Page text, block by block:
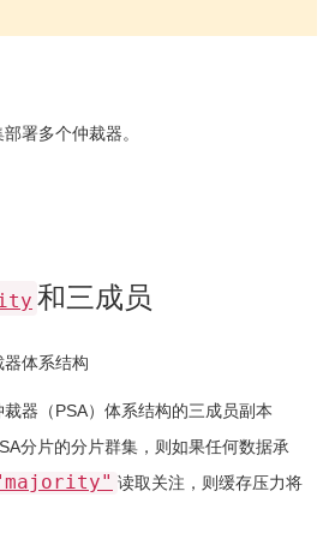
署多个仲裁器。
和三成员
体系结构
器（PSA）体系结构的三成员副本
分片的分片群集，则如果任何数据承
读取关注，则缓存压力将